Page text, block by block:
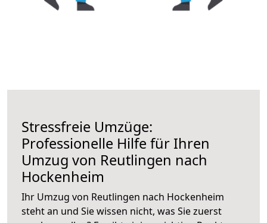
Stressfreie Umzüge:
Professionelle Hilfe für Ihren
Umzug von Reutlingen nach
Hockenheim
Ihr Umzug von Reutlingen nach Hockenheim
steht an und Sie wissen nicht, was Sie zuerst